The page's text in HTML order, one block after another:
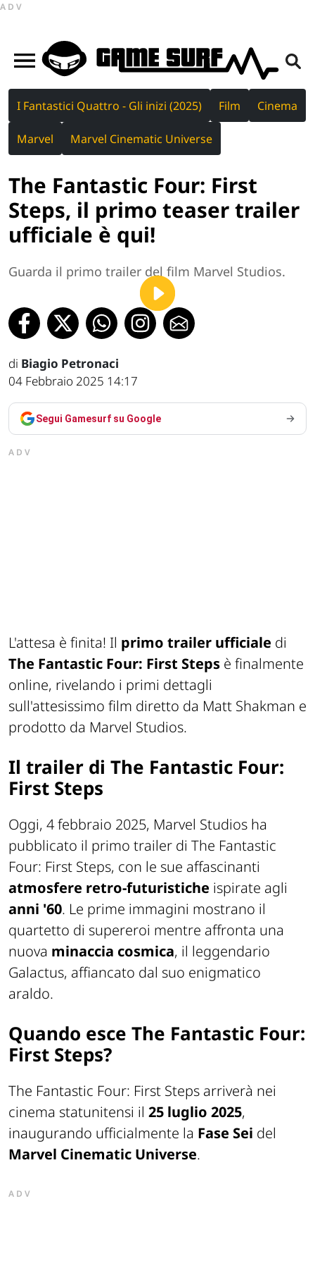
ADV
I Fantastici Quattro - Gli inizi (2025) Film Cinema
Marvel Marvel Cinematic Universe
The Fantastic Four: First
Steps, il primo teaser trailer
ufficiale è qui!
Guarda il primo trailer del film Marvel Studios.
di Biagio Petronaci
04 Febbraio 2025 14:17
Segui Gamesurf su Google
ADV
L'attesa è finita! Il primo trailer ufficiale di
The Fantastic Four: First Steps è finalmente
online, rivelando i primi dettagli
sull'attesissimo film diretto da Matt Shakman e
prodotto da Marvel Studios.
Il trailer di The Fantastic Four:
First Steps
Oggi, 4 febbraio 2025, Marvel Studios ha
pubblicato il primo trailer di The Fantastic
Four: First Steps, con le sue affascinanti
atmosfere retro-futuristiche ispirate agli
anni '60. Le prime immagini mostrano il
quartetto di supereroi mentre affronta una
nuova minaccia cosmica, il leggendario
Galactus, affiancato dal suo enigmatico
araldo.
Quando esce The Fantastic Four:
First Steps?
The Fantastic Four: First Steps arriverà nei
cinema statunitensi il 25 luglio 2025,
inaugurando ufficialmente la Fase Sei del
Marvel Cinematic Universe.
ADV